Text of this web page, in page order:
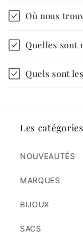
Où nous
Quelles sont
Quels sont
Les catégories
NOUVEAUTÉS
MARQUES
BIJOUX
SACS